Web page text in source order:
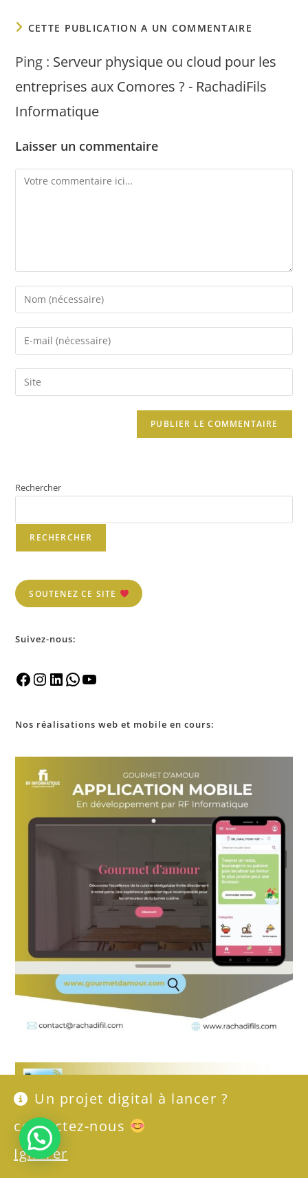
Un projet digital à lancer ?
contactez-nous
Ignorer
CETTE PUBLICATION A UN COMMENTAIRE
Ping : Serveur physique ou cloud pour les
entreprises aux Comores ? - RachadiFils
Informatique
Laisser un commentaire
Rechercher
RECHERCHER
SOUTENEZ CE SITE
Suivez-nous:
Nos réalisationsweb et mobile en cours: